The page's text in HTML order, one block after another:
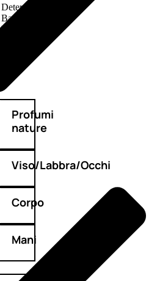
Detergenza
Bagno Nature
Deodoranti
Profumi
nature
Viso/Labbra/Occhi
Corpo
Mani